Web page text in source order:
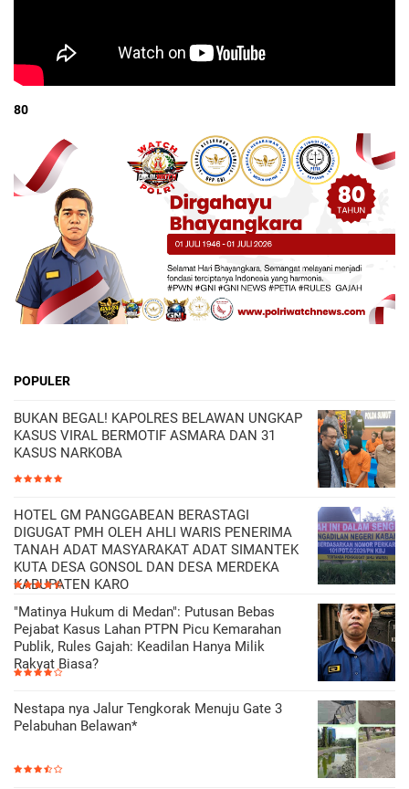
80
POPULER
BUKAN BEGAL! KAPOLRES BELAWAN UNGKAP
KASUS VIRAL BERMOTIF ASMARA DAN 31
KASUS NARKOBA
HOTEL GM PANGGABEAN BERASTAGI
DIGUGAT PMH OLEH AHLI WARIS PENERIMA
TANAH ADAT MASYARAKAT ADAT SIMANTEK
KUTA DESA GONSOL DAN DESA MERDEKA
KABUPATEN KARO
"Matinya Hukum di Medan": Putusan Bebas
Pejabat Kasus Lahan PTPN Picu Kemarahan
Publik, Rules Gajah: Keadilan Hanya Milik
Rakyat Biasa?
Nestapa nya Jalur Tengkorak Menuju Gate 3
Pelabuhan Belawan*